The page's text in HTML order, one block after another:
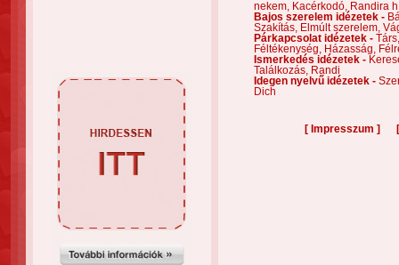
nekem,
Kacérkodó,
Randira
Bajos szerelem idézetek -
Szakítás,
Elmúlt szerelem,
Párkapcsolat idézetek -
Féltékenység,
Házasság,
Ismerkedés idézetek -
Találkozás,
Randi
Idegen nyelvű idézetek -
Dich
[ Impresszum ]